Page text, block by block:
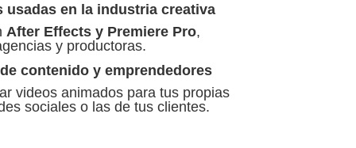
usadas en la industria creativa
After Effects y Premiere Pro,
y productoras.
contenido y emprendedores
videos animados para tus propias
sociales o las de tus clientes.